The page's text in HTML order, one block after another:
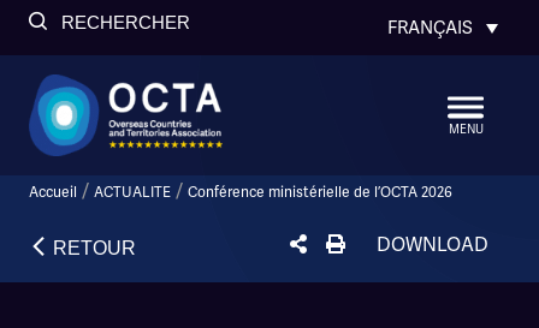
RECHERCHER FRANÇAIS
MENU
Accueil / ACTUALITE / Conférence ministérielle de l’OCTA 2026
RETOUR DOWNLOAD